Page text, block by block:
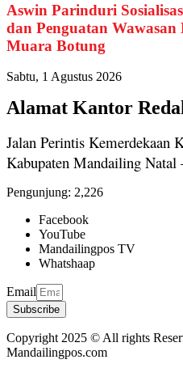
Aswin Parinduri
dan Penguatan Wawasan
Muara Botung
Sabtu, 1 Agustus 2026
Alamat Kantor
Jalan Perintis Kemerdekaan
Kabupaten Mandailing Natal
Pengunjung: 2,226
Facebook
YouTube
Mandailingpos TV
Whatshaap
Email
Subscribe
Copyright 2025 © All rights
Mandailingpos.com